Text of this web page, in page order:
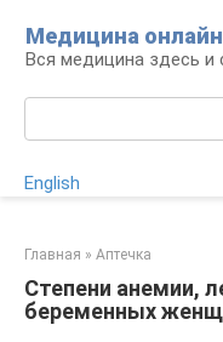
контенту
Медицина онлайн
Вся медицина здесь и
English
Главная » Аптечка
Степени анемии,
беременных